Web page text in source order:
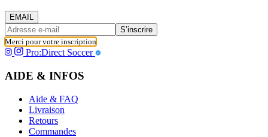
EMAIL
S’inscrire
Merci pour votre inscription
Pro:Direct Soccer
AIDE & INFOS
Aide & FAQ
Livraison
Retours
Commandes